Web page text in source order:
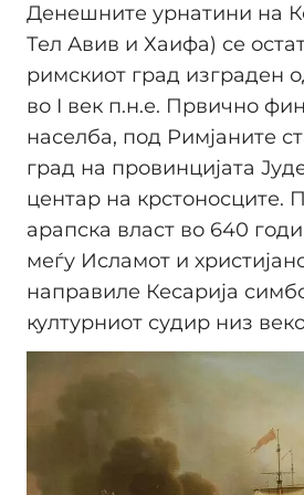
Денешните урнатини на
Тел Авив и Хаифа) се
римскиот град изграден
во I век п.н.е. Првично
населба, под Римјаните
град на провинцијата
центар на крстоносците.
арапска власт во 640
меѓу Исламот и
направиле Кесарија
културниот судир низ